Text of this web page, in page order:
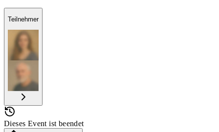
Teilnehmer
Dieses Event ist beendet